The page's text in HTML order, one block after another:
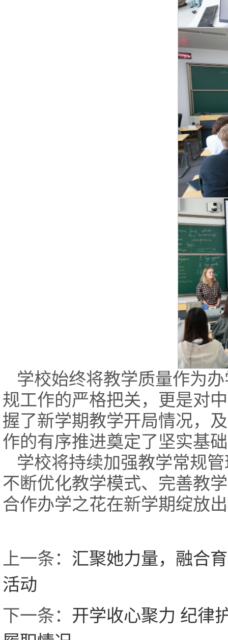
学校始终将教学质量作为
规工作的严格把关，更是对
握了新学期教学开局情况，
作的有序推进奠定了坚实基
学校将持续加强教学常规
不断优化教学模式、完善教
合作办学之花在新学期绽放
上一条： 汇聚她力量，融合
活动
下一条： 开学收心聚力 纪律